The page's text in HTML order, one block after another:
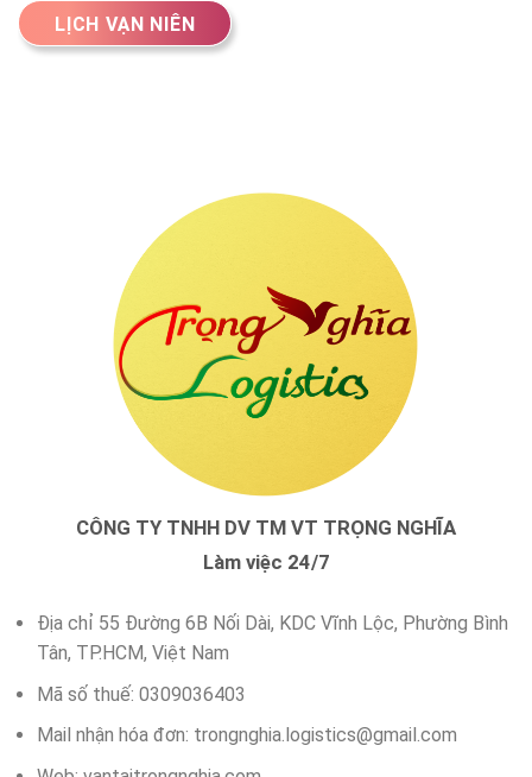
LỊCH VẠN NIÊN
CÔNG TY TNHH DV TM VT TRỌNG NGHĨA
Làm việc 24/7
Địa chỉ 55 Đường 6B Nối Dài, KDC Vĩnh Lộc, Phường Bình
Tân, TP.HCM, Việt Nam
Mã số thuế: 0309036403
Mail nhận hóa đơn: trongnghia.logistics@gmail.com